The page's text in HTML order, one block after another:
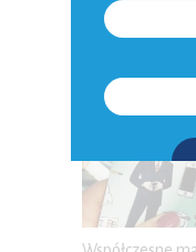
P.S. W każdej